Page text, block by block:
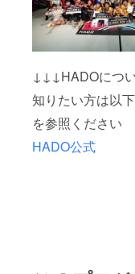
↓↓↓HADOにつ
知りたい方は以
を参照ください
HADO公式